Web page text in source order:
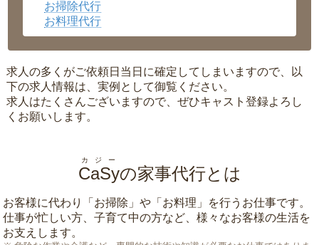
お掃除代行
お料理代行
求人の多くがご依頼日当日に確定してしまいますので、以
下の求人情報は、実例として御覧ください。
求人はたくさんございますので、ぜひキャスト登録よろし
くお願いします。
CaSy
カジー
の家事代行とは
お客様に代わり「 お掃除 」や「 お料理 」を行うお仕事です。
仕事が忙しい方、子育て中の方など、様々なお客様の生活を
お支えします。